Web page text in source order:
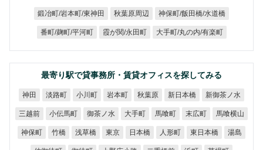
鍛冶町/岩本町/東神田 秋葉原周辺 神保町/飯田橋/水道橋
番町/麹町/平河町 霞が関/永田町 大手町/丸の内/有楽町
最寄り駅で貸事務所・賃貸オフィスを探してみる
神田 淡路町 小川町 岩本町 秋葉原 新日本橋 新御茶ノ水
三越前 小伝馬町 御茶ノ水 大手町 馬喰町 末広町 馬喰横山
神保町 竹橋 浅草橋 東京 日本橋 人形町 東日本橋 湯島